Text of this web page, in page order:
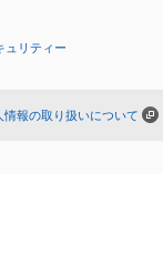
ュリティー
情報の取り扱いについて